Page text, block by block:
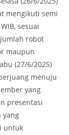
mengikuti semi
sesuai
robot
maupun
(27/6/2025)
menuju
yang
presentasi
yang
untuk